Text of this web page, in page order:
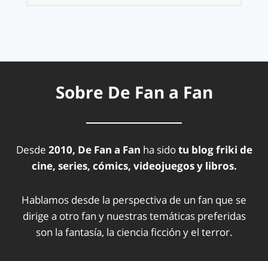
Sobre De Fan a Fan
Desde 2010, De Fan a Fan ha sidotu blog friki de
cine, series, cómics, videojuegos y libros.
Hablamos desde la perspectiva de un fan que se
dirige a otro fan y nuestras temáticas preferidas
son la fantasía, la ciencia ficción y el terror.